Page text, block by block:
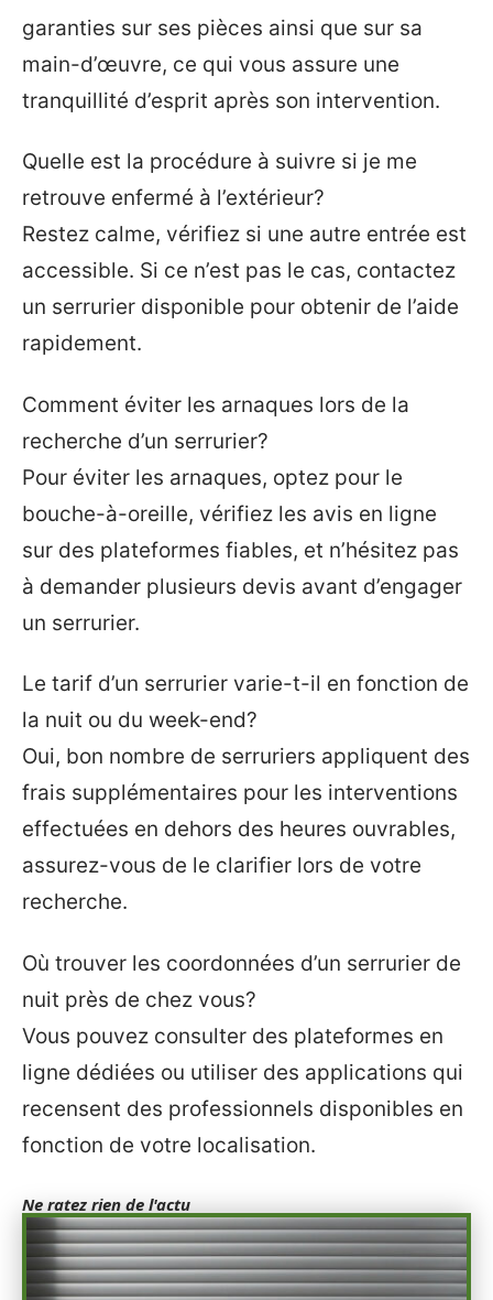
garanties sur ses pièces ainsi que sur sa
main-d’œuvre, ce qui vous assure une
tranquillité d’esprit après son intervention.
Quelle est la procédure à suivre si je me
retrouve enfermé à l’extérieur?
Restez calme, vérifiez si une autre entrée est
accessible. Si ce n’est pas le cas, contactez
un serrurier disponible pour obtenir de l’aide
rapidement.
Comment éviter les arnaques lors de la
recherche d’un serrurier?
Pour éviter les arnaques, optez pour le
bouche-à-oreille, vérifiez les avis en ligne
sur des plateformes fiables, et n’hésitez pas
à demander plusieurs devis avant d’engager
un serrurier.
Le tarif d’un serrurier varie-t-il en fonction de
la nuit ou du week-end?
Oui, bon nombre de serruriers appliquent des
frais supplémentaires pour les interventions
effectuées en dehors des heures ouvrables,
assurez-vous de le clarifier lors de votre
recherche.
Où trouver les coordonnées d’un serrurier de
nuit près de chez vous?
Vous pouvez consulter des plateformes en
ligne dédiées ou utiliser des applications qui
recensent des professionnels disponibles en
fonction de votre localisation.
Ne ratez rien de l'actu